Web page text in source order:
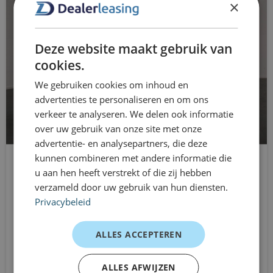
langdurige verplichtingen en kunt je lease eenvoudig
aanpassen wanneer je situatie verandert. Zo blijft
mobiliteit overzichtelijk én flexibel geregeld.
De voordelen van Dealerleasing voor
Direct rijden uit voorraad
Flexibele looptijden van 1 tot 12 maanden
Geen langdurige verplichtingen
Transparante kostenstructuur
Geschikt voor zakelijk en particulier gebruik
Klantervaringen
Starter – stad & ritten dichtbij
passagiersairbag
RDW-leges
regensensor
start/stop systeem
stuurbekrachtiging snelheidsafhankelijk
stuur verstelbaar
telefoonintegratie
zij airbag(s) voor
Volkswagen e-Golf
Hatchback
/mnd excl. btw
×
Deze website maakt gebruik van
cookies.
We gebruiken cookies om inhoud en
advertenties te personaliseren en om ons
verkeer te analyseren. We delen ook informatie
over uw gebruik van onze site met onze
advertentie- en analysepartners, die deze
kunnen combineren met andere informatie die
u aan hen heeft verstrekt of die zij hebben
verzameld door uw gebruik van hun diensten.
Privacybeleid
ALLES ACCEPTEREN
ALLES AFWIJZEN